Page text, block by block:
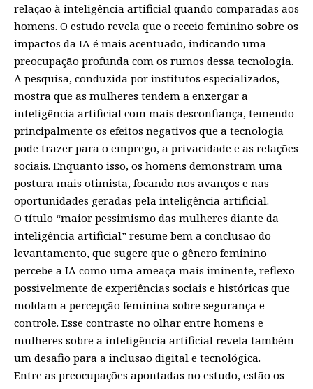
relação à inteligência artificial quando comparadas aos
homens. O estudo revela que o receio feminino sobre os
impactos da IA é mais acentuado, indicando uma
preocupação profunda com os rumos dessa tecnologia.
A pesquisa, conduzida por institutos especializados,
mostra que as mulheres tendem a enxergar a
inteligência artificial com mais desconfiança, temendo
principalmente os efeitos negativos que a tecnologia
pode trazer para o emprego, a privacidade e as relações
sociais. Enquanto isso, os homens demonstram uma
postura mais otimista, focando nos avanços e nas
oportunidades geradas pela inteligência artificial.
O título “maior pessimismo das mulheres diante da
inteligência artificial” resume bem a conclusão do
levantamento, que sugere que o gênero feminino
percebe a IA como uma ameaça mais iminente, reflexo
possivelmente de experiências sociais e históricas que
moldam a percepção feminina sobre segurança e
controle. Esse contraste no olhar entre homens e
mulheres sobre a inteligência artificial revela também
um desafio para a inclusão digital e tecnológica.
Entre as preocupações apontadas no estudo, estão os